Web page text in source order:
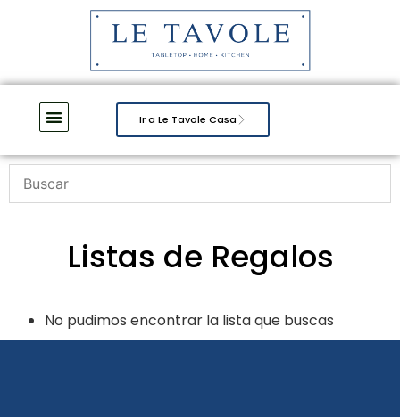
Ir a Le Tavole Casa
Listas de Regalos
No pudimos encontrar la lista que buscas